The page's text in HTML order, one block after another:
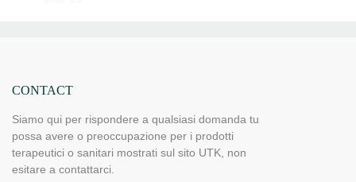
CONTACT
Siamo qui per rispondere a qualsiasi domanda tu
possa avere o preoccupazione per i prodotti
terapeutici o sanitari mostrati sul sito UTK, non
esitare a contattarci.